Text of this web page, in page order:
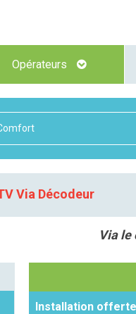
Opérateurs
Via Décodeur
Via
Installation